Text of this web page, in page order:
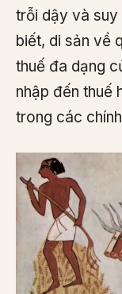
trỗi dậy và suy
biết, di sản về
thuế đa dạng
nhập đến thuế
trong các